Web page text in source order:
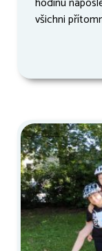
všichni